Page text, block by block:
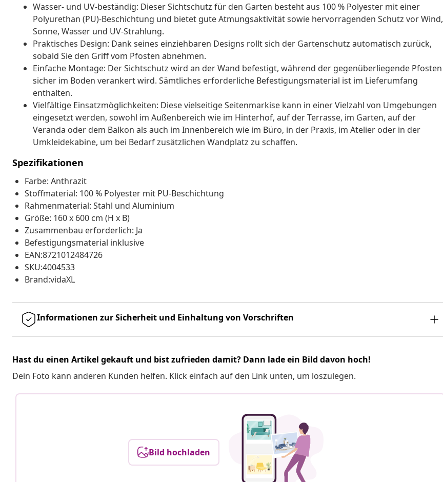
Wasser- und UV-beständig: Dieser Sichtschutz für den Garten besteht aus 100 % Polyester mit einer
Polyurethan (PU)-Beschichtung und bietet gute Atmungsaktivität sowie hervorragenden Schutz vor Wind,
Sonne, Wasser und UV-Strahlung.
Praktisches Design: Dank seines einziehbaren Designs rollt sich der Gartenschutz automatisch zurück,
sobald Sie den Griff vom Pfosten abnehmen.
Einfache Montage: Der Sichtschutz wird an der Wand befestigt, während der gegenüberliegende Pfosten
sicher im Boden verankert wird. Sämtliches erforderliche Befestigungsmaterial ist im Lieferumfang
enthalten.
Vielfältige Einsatzmöglichkeiten: Diese vielseitige Seitenmarkise kann in einer Vielzahl von Umgebungen
eingesetzt werden, sowohl im Außenbereich wie im Hinterhof, auf der Terrasse, im Garten, auf der
Veranda oder dem Balkon als auch im Innenbereich wie im Büro, in der Praxis, im Atelier oder in der
Umkleidekabine, um bei Bedarf zusätzlichen Wandplatz zu schaffen.
Spezifikationen
Farbe: Anthrazit
Stoffmaterial: 100 % Polyester mit PU-Beschichtung
Rahmenmaterial: Stahl und Aluminium
Größe: 160 x 600 cm (H x B)
Zusammenbau erforderlich: Ja
Befestigungsmaterial inklusive
EAN:8721012484726
SKU:4004533
Brand:vidaXL
Informationen zur Sicherheit und Einhaltung von Vorschriften
Hast du einen Artikel gekauft und bist zufrieden damit? Dann lade ein Bild davon hoch!
Dein Foto kann anderen Kunden helfen. Klick einfach auf den Link unten, um loszulegen.
Bild hochladen